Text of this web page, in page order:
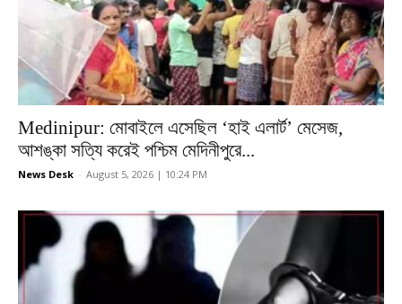
Medinipur: মোবাইলে এসেছিল ‘হাই এলার্ট’ মেসেজ,
আশঙ্কা সত্যি করেই পশ্চিম মেদিনীপুরে...
News Desk - August 5, 2026 | 10:24 PM